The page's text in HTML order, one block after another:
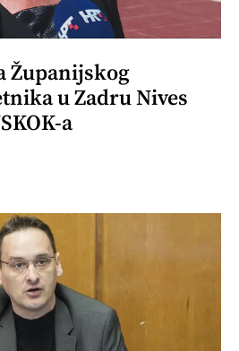
Županijskog
u Zadru Nives
a